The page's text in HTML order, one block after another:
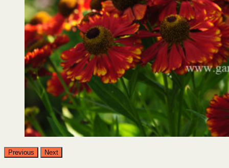
Previous Next